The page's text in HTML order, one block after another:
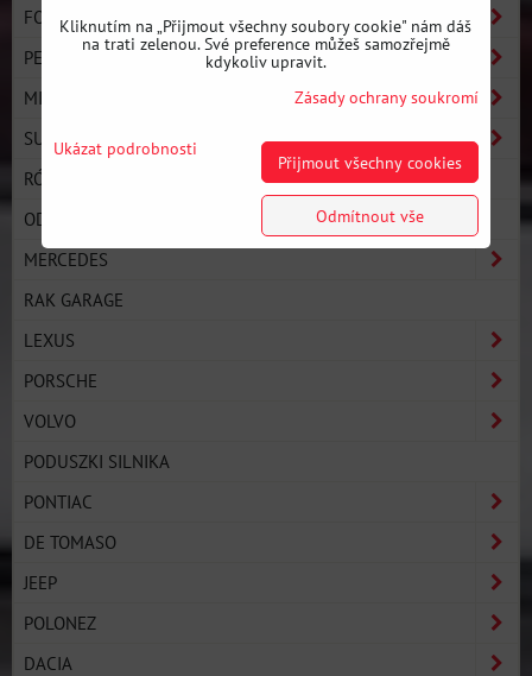
FORD
PEUGEOT
MINI
SUZUKI
RÓŻNE
ODBOJE, WIESZAKI TŁUMIKA
MERCEDES
RAK GARAGE
LEXUS
PORSCHE
VOLVO
PODUSZKI SILNIKA
PONTIAC
DE TOMASO
JEEP
POLONEZ
DACIA
Kliknutím na „Přijmout všechny soubory cookie" nám dáš
na trati zelenou. Své preference můžeš samozřejmě
kdykoliv upravit.
Zásady ochrany soukromí
Ukázat podrobnosti
Přijmout všechny cookies
Odmítnout vše